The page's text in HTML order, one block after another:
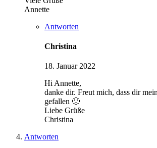
Annette
Antworten
Christina
18. Januar 2022
Hi Annette,
danke dir. Freut mich, dass dir
gefallen 🙂
Liebe Grüße
Christina
Antworten